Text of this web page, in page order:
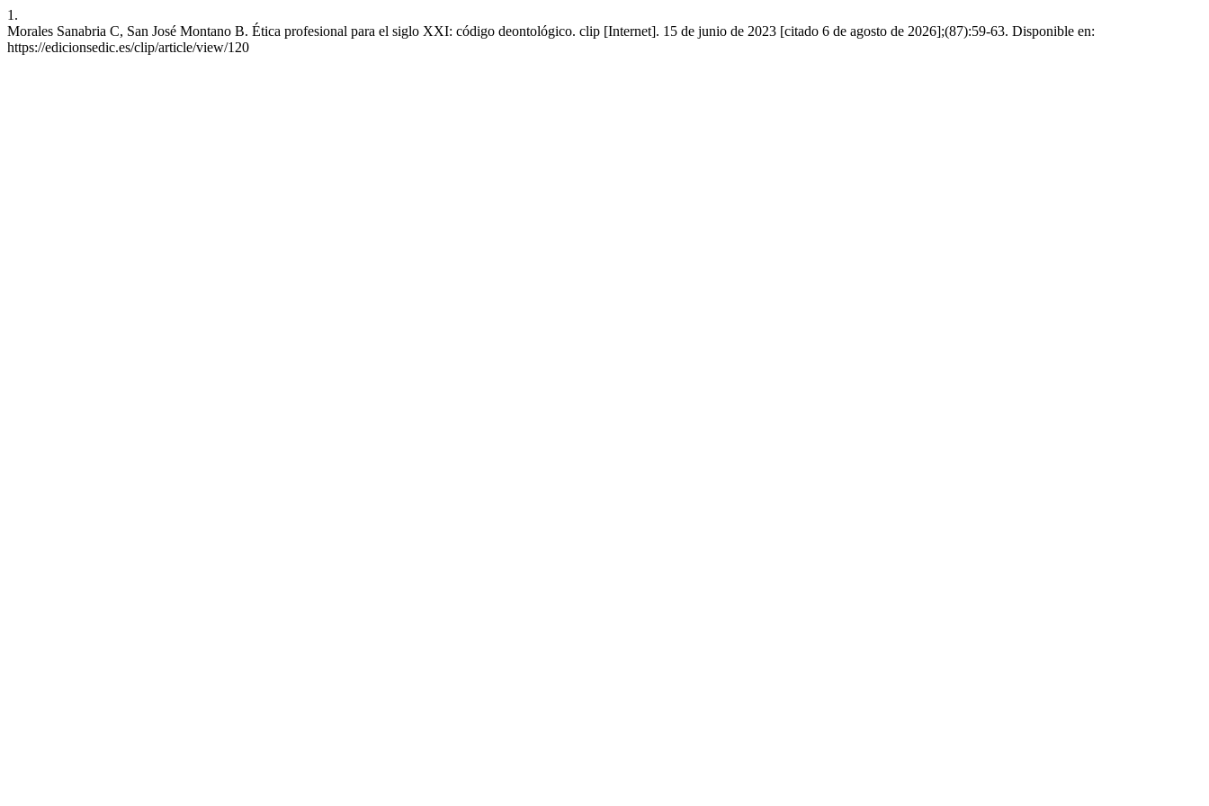
1.
Morales Sanabria C, San José Montano B. Ética profesional para el siglo XXI: código deontológico. clip [Internet]. 15 de junio de 2023 [citado 6 de agosto de 2026];(87):59-63. Disponible en:
https://edicionsedic.es/clip/article/view/120